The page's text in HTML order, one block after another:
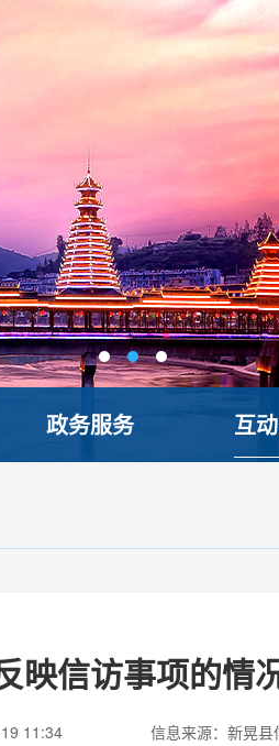
政务服务 互
映信访事项的情
11:34 信息来源：新晃县